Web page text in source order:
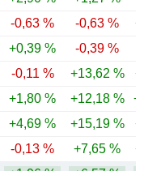
-0,63 % -0,63 %
+0,39 % -0,39 %
-0,11 % +13,62 %
+1,80 % +12,18 %
+4,69 % +15,19 %
-0,13 % +7,65 %